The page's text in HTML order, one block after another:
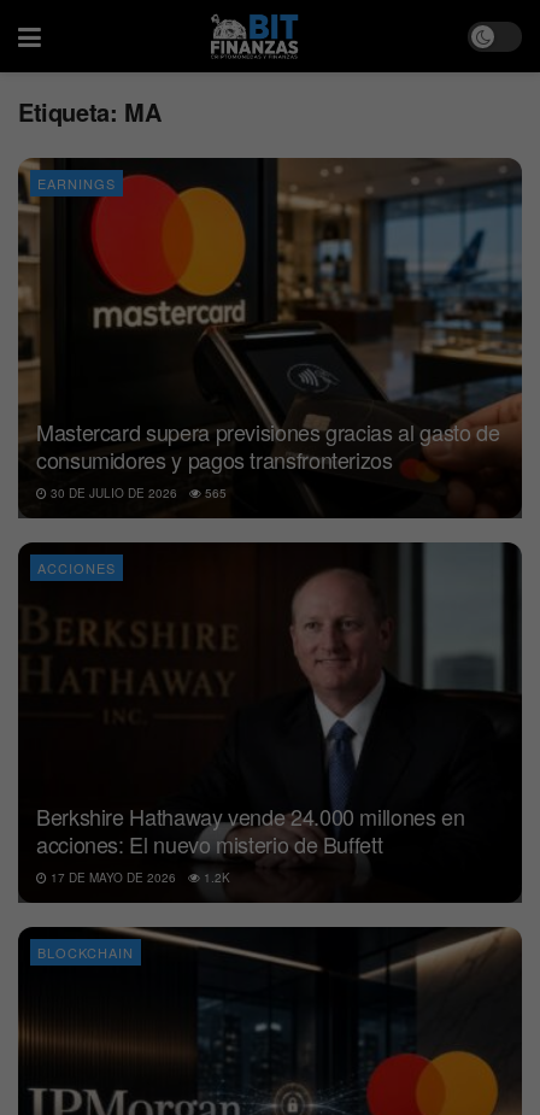
Etiqueta: MA
EARNINGS
Mastercard supera previsiones gracias al gasto de
consumidores y pagos transfronterizos
30 DE JULIO DE 2026 565
ACCIONES
Berkshire Hathaway vende 24.000 millones en
acciones: El nuevo misterio de Buffett
17 DE MAYO DE 2026 1.2K
BLOCKCHAIN